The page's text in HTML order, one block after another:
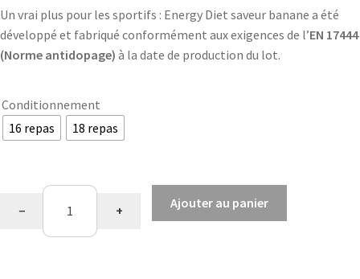
Un vrai plus pour les sportifs : Energy Diet saveur banane a été
développé et fabriqué conformément aux exigences de l’EN 17444
(Norme antidopage) à la date de production du lot.
Conditionnement
16 repas
18 repas
quantité
− +
Ajouter au panier